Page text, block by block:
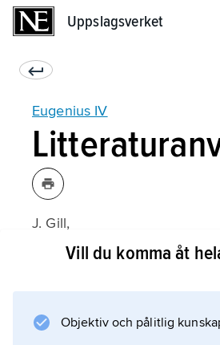
Uppslagsverket
Eugenius IV
J. Gill,
Eugenius IV: Pope of
Vill du komma åt
Objektiv och pålitlig